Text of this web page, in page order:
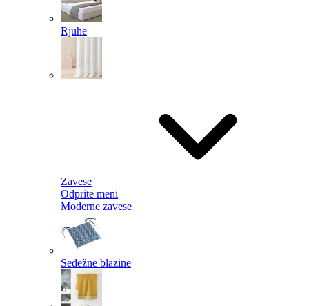
Rjuhe
Zavese
Odprite meni
Moderne zavese
Sedežne blazine